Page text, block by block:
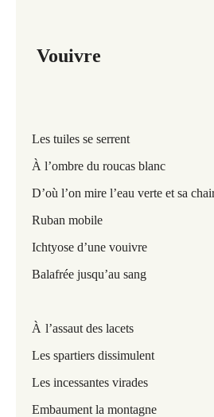
Vouivre
Les tuiles se serrent
À l’ombre du roucas blanc
D’où l’on mire l’eau verte et sa
Ruban mobile
Ichtyose d’une vouivre
Balafrée jusqu’au sang
À l’assaut des lacets
Les spartiers dissimulent
Les incessantes virades
Embaument la montagne